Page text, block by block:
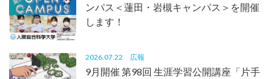
ンパス＜蓮田・岩槻キャンパス＞を開催
します！
2026.07.22 広報
9月開催 第98回 生涯学習公開講座「片手